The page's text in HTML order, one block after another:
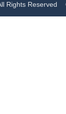
Rights Reserved